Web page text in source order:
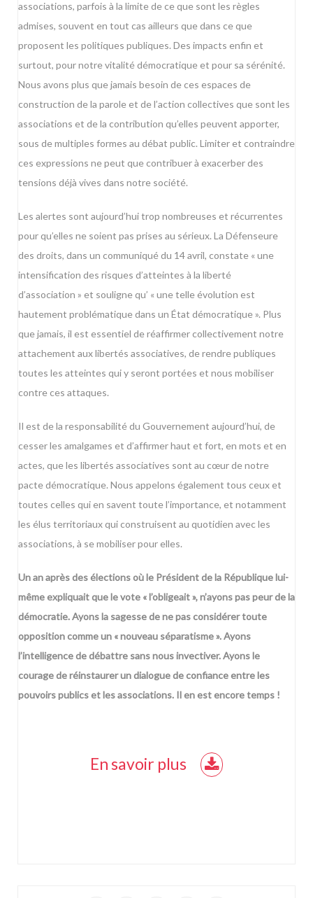
associations, parfois à la limite de ce que sont les règles
admises, souvent en tout cas ailleurs que dans ce que
proposent les politiques publiques. Des impacts enfin et
surtout, pour notre vitalité démocratique et pour sa sérénité.
Nous avons plus que jamais besoin de ces espaces de
construction de la parole et de l’action collectives que sont les
associations et de la contribution qu’elles peuvent apporter,
sous de multiples formes au débat public. Limiter et contraindre
ces expressions ne peut que contribuer à exacerber des
tensions déjà vives dans notre société.
Les alertes sont aujourd’hui trop nombreuses et récurrentes
pour qu’elles ne soient pas prises au sérieux. La Défenseure
des droits, dans un communiqué du 14 avril, constate « une
intensification des risques d’atteintes à la liberté
d’association » et souligne qu’ « une telle évolution est
hautement problématique dans un État démocratique ». Plus
que jamais, il est essentiel de réaffirmer collectivement notre
attachement aux libertés associatives, de rendre publiques
toutes les atteintes qui y seront portées et nous mobiliser
contre ces attaques.
Il est de la responsabilité du Gouvernement aujourd’hui, de
cesser les amalgames et d’affirmer haut et fort, en mots et en
actes, que les libertés associatives sont au cœur de notre
pacte démocratique. Nous appelons également tous ceux et
toutes celles qui en savent toute l’importance, et notamment
les élus territoriaux qui construisent au quotidien avec les
associations, à se mobiliser pour elles.
Un an après des élections où le Président de la République lui-
même expliquait que le vote « l’obligeait », n’ayons pas peur de la
démocratie. Ayons la sagesse de ne pas considérer toute
opposition comme un « nouveau séparatisme ». Ayons
l’intelligence de débattre sans nous invectiver. Ayons le
courage de réinstaurer un dialogue de confiance entre les
pouvoirs publics et les associations. Il en est encore temps !
En savoir plus